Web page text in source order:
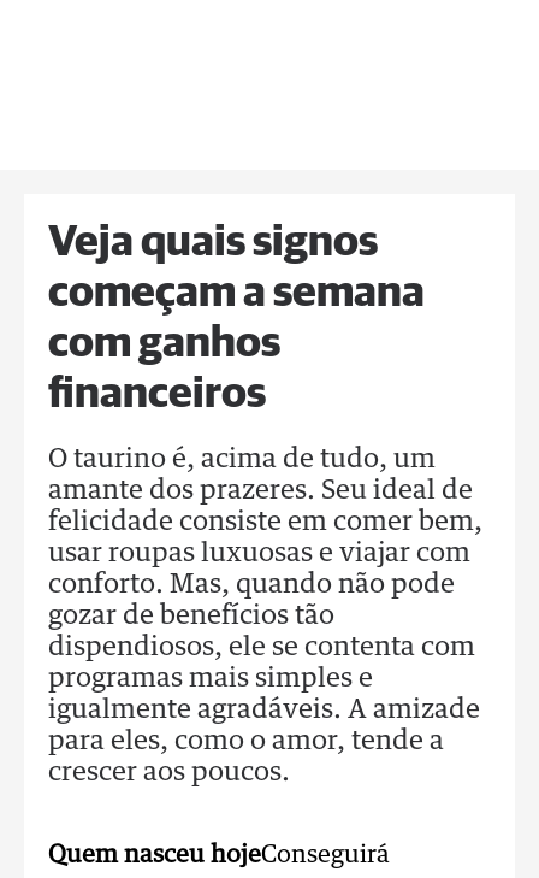
Veja quais signos
começam a semana
com ganhos
financeiros
O taurino é, acima de tudo, um
amante dos prazeres. Seu ideal de
felicidade consiste em comer bem,
usar roupas luxuosas e viajar com
conforto. Mas, quando não pode
gozar de benefícios tão
dispendiosos, ele se contenta com
programas mais simples e
igualmente agradáveis. A amizade
para eles, como o amor, tende a
crescer aos poucos.
Quem nasceu hojeConseguirá